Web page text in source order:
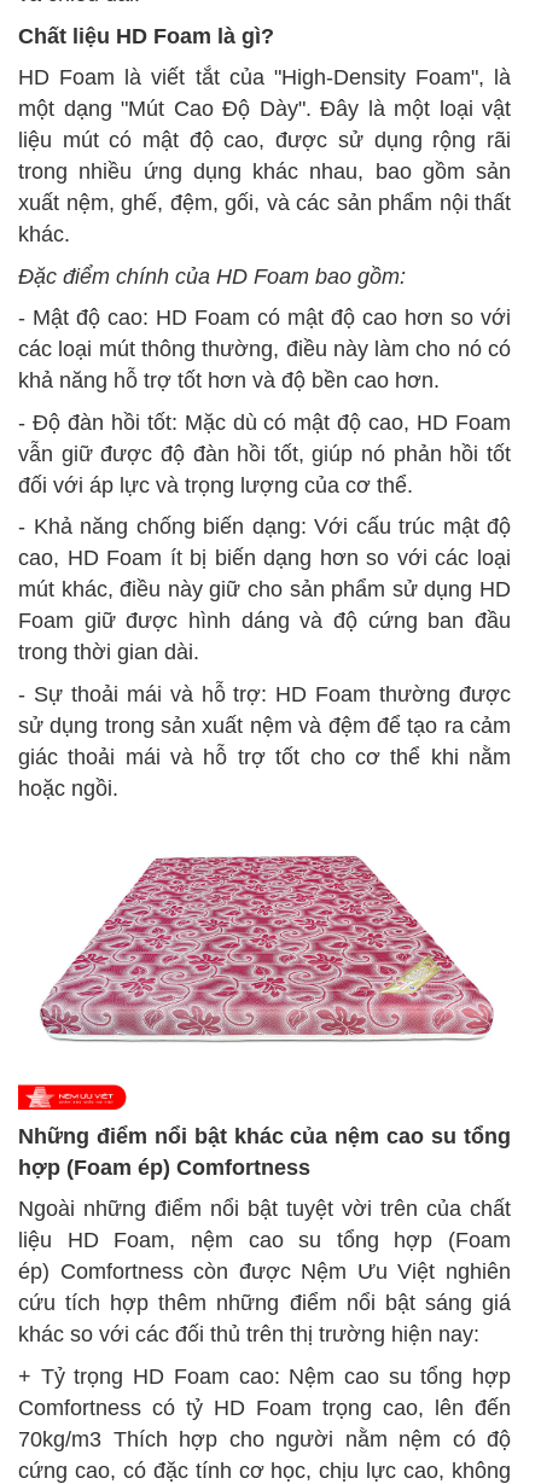
Chất liệu HD Foam là gì?
HD Foam là viết tắt của "High-Density Foam", là
một dạng "Mút Cao Độ Dày". Đây là một loại vật
liệu mút có mật độ cao, được sử dụng rộng rãi
trong nhiều ứng dụng khác nhau, bao gồm sản
xuất nệm, ghế, đệm, gối, và các sản phẩm nội thất
khác.
Đặc điểm chính của HD Foam bao gồm:
- Mật độ cao: HD Foam có mật độ cao hơn so với
các loại mút thông thường, điều này làm cho nó có
khả năng hỗ trợ tốt hơn và độ bền cao hơn.
- Độ đàn hồi tốt: Mặc dù có mật độ cao, HD Foam
vẫn giữ được độ đàn hồi tốt, giúp nó phản hồi tốt
đối với áp lực và trọng lượng của cơ thể.
- Khả năng chống biến dạng: Với cấu trúc mật độ
cao, HD Foam ít bị biến dạng hơn so với các loại
mút khác, điều này giữ cho sản phẩm sử dụng HD
Foam giữ được hình dáng và độ cứng ban đầu
trong thời gian dài.
- Sự thoải mái và hỗ trợ: HD Foam thường được
sử dụng trong sản xuất nệm và đệm để tạo ra cảm
giác thoải mái và hỗ trợ tốt cho cơ thể khi nằm
hoặc ngồi.
Những điểm nổi bật khác của nệm cao su tổng
hợp (Foam ép) Comfortness
Ngoài những điểm nổi bật tuyệt vời trên của chất
liệu HD Foam, nệm cao su tổng hợp (Foam
ép) Comfortness còn được Nệm Ưu Việt nghiên
cứu tích hợp thêm những điểm nổi bật sáng giá
khác so với các đối thủ trên thị trường hiện nay:
+ Tỷ trọng HD Foam cao: Nệm cao su tổng hợp
Comfortness có tỷ HD Foam trọng cao, lên đến
70kg/m3 Thích hợp cho người nằm nệm có độ
cứng cao, có đặc tính cơ học, chịu lực cao, không